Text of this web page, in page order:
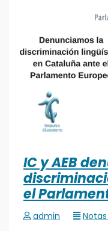
IC y AEB
el
admin